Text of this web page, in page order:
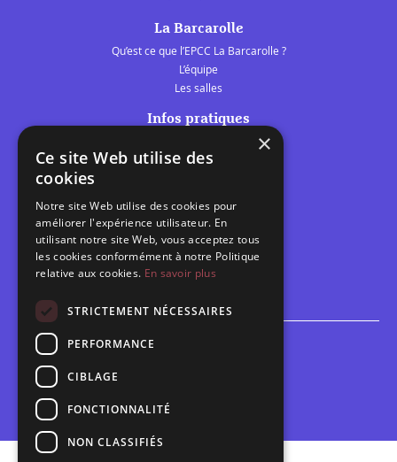
La Barcarolle
Qu’est ce que l’EPCC La Barcarolle ?
L’équipe
Les salles
Infos pratiques
Les belles scènes audomaroises
Calendrier
Programme des spectacles
Brèves
Espace scolaire
×
Ce site Web utilise des
cookies
Notre site Web utilise des cookies pour
améliorer l'expérience utilisateur. En
utilisant notre site Web, vous acceptez tous
les cookies conformément à notre Politique
relative aux cookies. En savoir plus
STRICTEMENT NÉCESSAIRES
PERFORMANCE
CIBLAGE
FONCTIONNALITÉ
NON CLASSIFIÉS